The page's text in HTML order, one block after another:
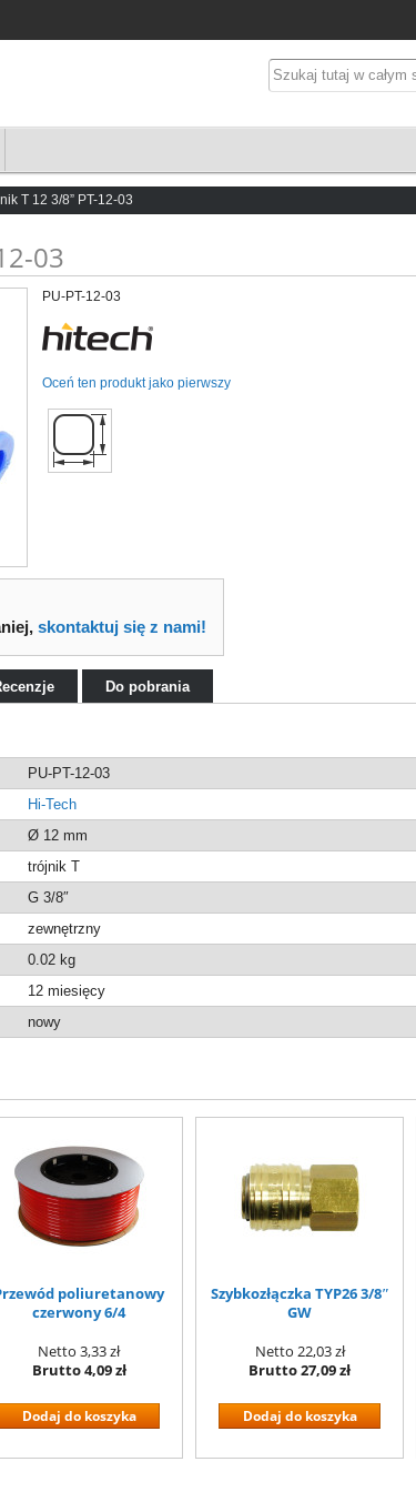
T 12 3/8” PT-12-03
03
PU-PT-12-03
Oceń ten produkt jako pierwszy
skontaktuj się z nami!
Do pobrania
PU-PT-12-03
Hi-Tech
Ø 12 mm
trójnik T
G 3/8″
zewnętrzny
0.02 kg
12 miesięcy
nowy
poliuretanowy
czerwony 6/4
Netto 3,33 zł
Brutto4,09 zł
Dodaj do koszyka
Szybkozłączka TYP26 3/8″
GW
Netto 22,03 zł
Brutto27,09 zł
Dodaj do koszyka